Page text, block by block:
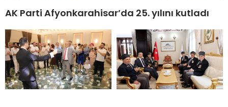
AK Parti Afyonkarahisar’da 25. yılını kutladı